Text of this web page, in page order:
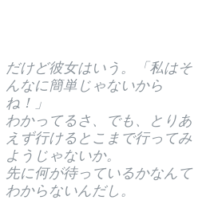
だけど彼女はいう。「私はそ
んなに簡単じゃないから
ね！」
わかってるさ、でも、とりあ
えず行けるとこまで行ってみ
ようじゃないか。
先に何が待っているかなんて
わからないんだし。